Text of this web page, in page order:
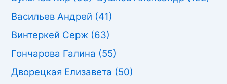
Васильев Андрей (41)
Винтеркей Серж (63)
Гончарова Галина (55)
Дворецкая Елизавета (50)